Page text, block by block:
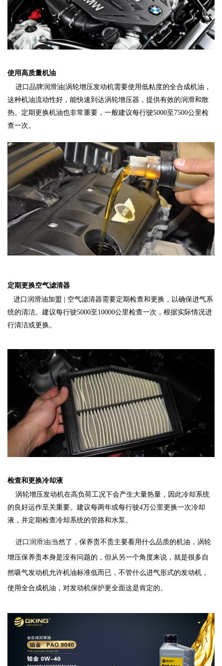
使用高质量机油
进口品牌润滑油|涡轮增压发动机需要使用低粘度的全合成机油，
这种机油流动性好，能快速到达涡轮增压器，提供有效的润滑和散
热。定期更换机油也非常重要，一般建议每行驶5000至7500公里检
查一次‌。
定期更换空气滤清器
进口润滑油加盟 | 空气滤清器需要定期检查和更换，以确保进气系
统的清洁。建议每行驶5000至10000公里检查一次，根据实际情况进
行清洁或更换‌ 。
检查和更换冷却液
涡轮增压发动机在高负荷工况下会产生大量热量，因此冷却系统
的良好运作至关重要。建议每两年或每行驶4万公里更换一次冷却
液，并定期检查冷却系统的管路和水泵‌ 。
进口润滑油| 当然了，保养贵不贵主要看用什么品质的机油，涡轮
增压保养贵本身是没有问题的，但从另一个角度来说，就是很多自
然吸气发动机允许机油标准低而已，不管什么进气形式的发动机，
使用全合成机油，对发动机保护更全面这是肯定的。